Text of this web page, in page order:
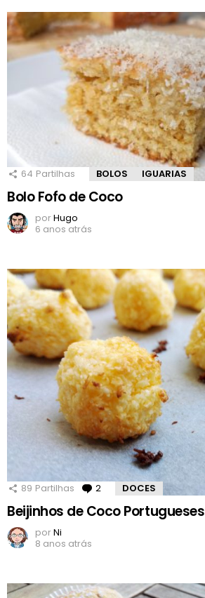
64 Partilhas BOLOS IGUARIAS
Bolo Fofo de Coco
porHugo
6 anos atrás
89 Partilhas 2 Comentários
DOCES
Beijinhos de Coco Portugueses
porNi
8 anos atrás